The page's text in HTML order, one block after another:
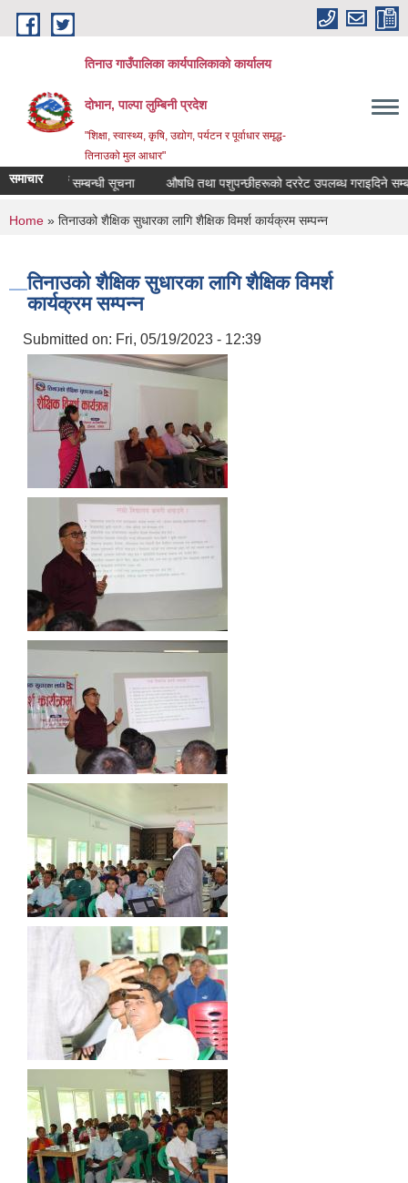
Skip to main content
तिनाउ गाउँपालिका कार्यपालिकाकाे कार्यालय
दोभान, पाल्पा लुम्बिनी प्रदेश
"शिक्षा, स्वास्थ्य, कृषि, उद्योग, पर्यटन र पूर्वाधार समृद्ध-
तिनाउको मुल आधार"
समाचार
पेश गर्ने सम्बन्धी सूचना औषधि तथा पशुपन्छीहरूको दररेट उपलब्ध गराइदिने सम्बन्धी
You are here
Home » तिनाउको शैक्षिक सुधारका लागि शैक्षिक विमर्श कार्यक्रम सम्पन्न
तिनाउको शैक्षिक सुधारका लागि शैक्षिक विमर्श
कार्यक्रम सम्पन्न
Submitted on: Fri, 05/19/2023 - 12:39